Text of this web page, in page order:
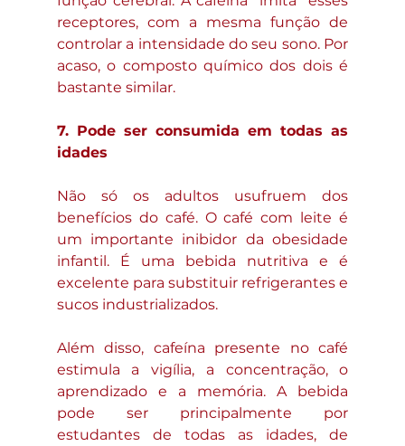
receptores, com a mesma função de
controlar a intensidade do seu sono. Por
acaso, o composto químico dos dois é
bastante similar.
7. Pode ser consumida em todas as
idades
Não só os adultos usufruem dos
benefícios do café. O café com leite é
um importante inibidor da obesidade
infantil. É uma bebida nutritiva e é
excelente para substituir refrigerantes e
sucos industrializados.
Além disso, cafeína presente no café
estimula a vigília, a concentração, o
aprendizado e a memória. A bebida
pode ser principalmente por
estudantes de todas as idades, de